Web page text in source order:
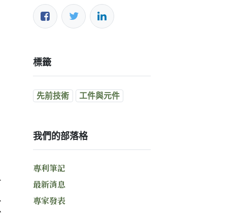
標籤
先前技術 工件與元件
我們的部落格
專利筆記
最新消息
專家發表